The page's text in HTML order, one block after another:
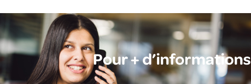
Pour + d’informations